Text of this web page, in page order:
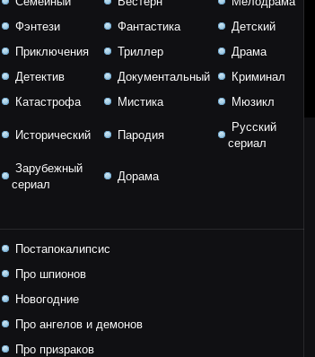
Фэнтези
Фантастика
Детский
Приключения
Триллер
Драма
Детектив
Документальный
Криминал
Катастрофа
Мистика Мюзикл
Исторический Пародия
Русский
сериал
Зарубежный
сериал
Дорама
Постапокалипсис
Про шпионов
Новогодние
Про ангелов и демонов
Про призраков